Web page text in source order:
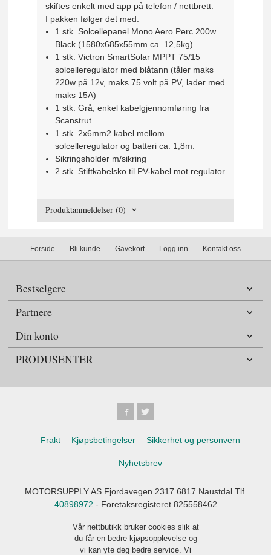
skiftes enkelt med app på telefon / nettbrett.
I pakken følger det med:
1 stk. Solcellepanel Mono Aero Perc 200w
Black (1580x685x55mm ca. 12,5kg)
1 stk. Victron SmartSolar MPPT 75/15
solcelleregulator med blåtann (tåler maks
220w på 12v, maks 75 volt på PV, lader med
maks 15A)
1 stk. Grå, enkel kabelgjennomføring fra
Scanstrut.
1 stk. 2x6mm2 kabel mellom
solcelleregulator og batteri ca. 1,8m.
Sikringsholder m/sikring
2 stk. Stiftkabelsko til PV-kabel mot regulator
Produktanmeldelser (0)
Forside Bli kunde Gavekort Logg inn Kontakt oss
Bestselgere
Partnere
Din konto
PRODUSENTER
Frakt Kjøpsbetingelser Sikkerhet og personvern
Nyhetsbrev
MOTORSUPPLY AS Fjordavegen 2317 6817 Naustdal Tlf.
40898972 - Foretaksregisteret 825558462
Vår nettbutikk bruker cookies slik at
du får en bedre kjøpsopplevelse og
vi kan yte deg bedre service. Vi